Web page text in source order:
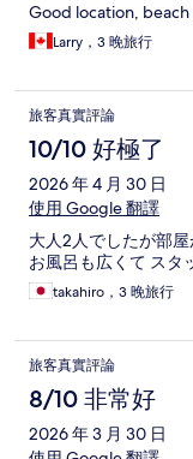
Good location,
Larry，3 晚旅行
旅客真實評論
10/10 好極了
2026 年 4 月 30 日
使用 Google 翻譯
大人2人でしたが部
お風呂も広くて スタ
takahiro，3 晚旅行
旅客真實評論
8/10 非常好
2026 年 3 月 30 日